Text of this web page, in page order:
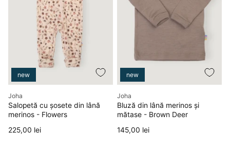
Salopetă cu șosete din lână
merinos - Flowers
new
Producător
Joha
Preț
225,00 lei
Bluză din lână merinos și
mătase - Brown Deer
new
Producător
Joha
Preț
145,00 lei